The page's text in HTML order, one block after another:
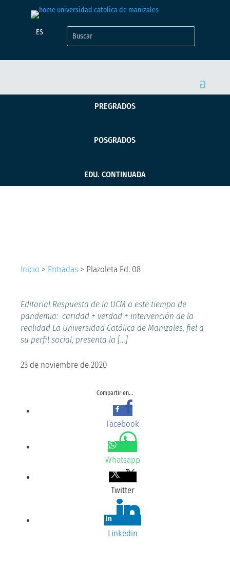
ES
PREGRADOS
POSGRADOS
EDU. CONTINUADA
Inicio > Entradas > Plazoleta Ed. 08
Editorial Respuesta de la UCM a este tiempo de
pandemia: caridad + verdad + intervención de la
realidad La Universidad Católica de Manizales, fiel a
su perfil social, presenta la […]
23 de noviembre de 2020
Compartir en...
Facebook
Whatsapp
Twitter
Linkedin